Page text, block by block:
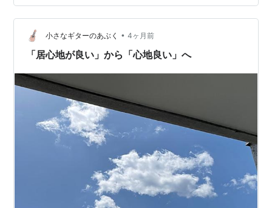
に。May the sky you look up to be gentle.愛を込めて /
Me ke aloha…
小さなギターのあぶく • 4ヶ月前
「居心地が良い」から「心地良い」へ